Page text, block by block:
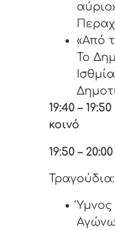
«Από
Το
19:40 –
κοινό
19:50 –
Τραγούδια: